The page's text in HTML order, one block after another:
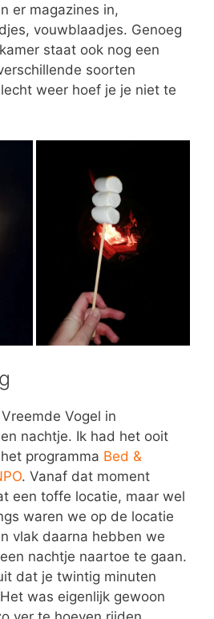
er magazines in,
vouwblaadjes. Genoeg
staat ook nog een
soorten
weer hoef je je niet te
Vogel in
nachtje. Ik had het ooit
programma Bed &
. Vanaf dat moment
een toffe locatie, maar wel
waren we op de locatie
vlak daarna hebben we
nachtje naartoe te gaan.
dat je twintig minuten
was eigenlijk gewoon